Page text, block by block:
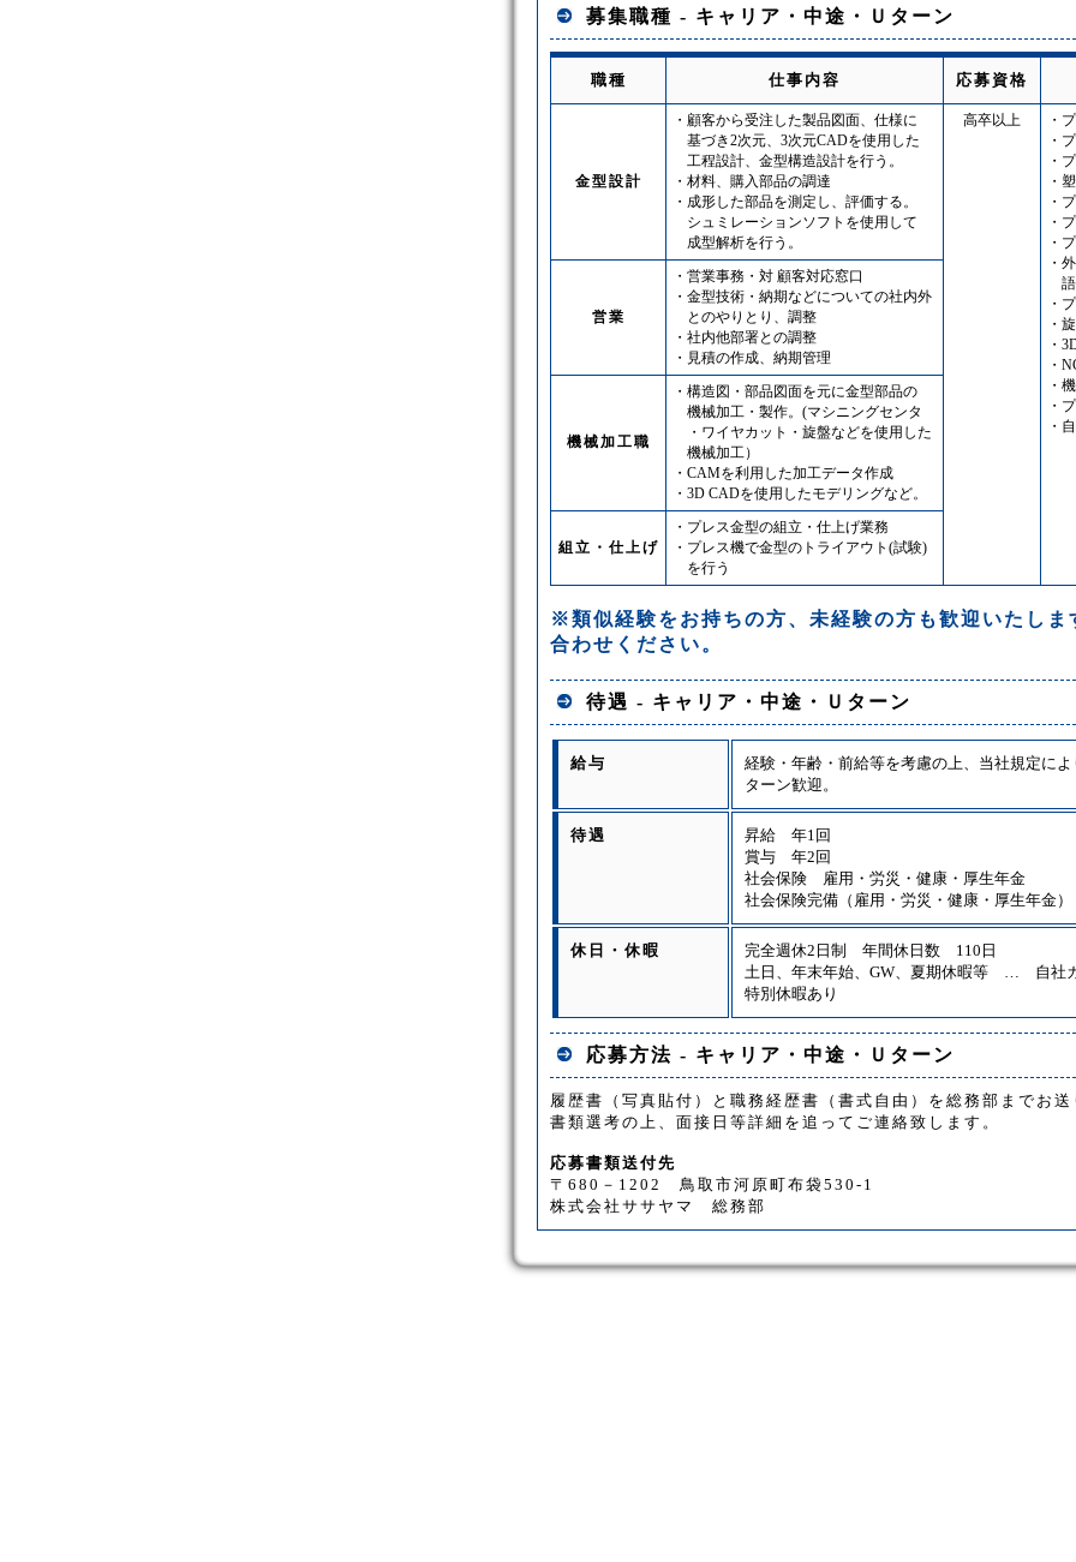
募集職種 - キャリア・中途・Ｕターン
職種 仕事内容 応募資格
金型設計
・顧客から受注した製品図面、仕様に
基づき2次元、3次元CADを使用した
工程設計、金型構造設計を行う。
・材料、購入部品の調達
・成形した部品を測定し、評価する。
シュミレーションソフトを使用して
成型解析を行う。
高卒以上
・
・
・
・
・
・
・
・
語
・
・
・
・
・
・
・
営業
・営業事務・対 顧客対応窓口
・金型技術・納期などについての社内外
とのやりとり、調整
・社内他部署との調整
・見積の作成、納期管理
機械加工職
・構造図・部品図面を元に金型部品の
機械加工・製作。(マシニングセンタ
・ワイヤカット・旋盤などを使用した
機械加工）
・CAMを利用した加工データ作成
・3D CADを使用したモデリングなど。
組立・仕上げ
・プレス金型の組立・仕上げ業務
・プレス機で金型のトライアウト(試験)
を行う
※類似経験をお持ちの方、未経験の方も歓迎いたしま
合わせください。
待遇 - キャリア・中途・Ｕターン
給与
経験・年齢・前給等を考慮の上、当社規定に
ターン歓迎。
待遇
昇給 年1回
賞与 年2回
社会保険 雇用・労災・健康・厚生年金
社会保険完備（雇用・労災・健康・厚生年金）
休日・休暇
完全週休2日制 年間休日数 110日
土日、年末年始、GW、夏期休暇等 … 自社
特別休暇あり
応募方法 - キャリア・中途・Ｕターン
履歴書（写真貼付）と職務経歴書（書式自由）を総務部までお送
書類選考の上、面接日等詳細を追ってご連絡致します。
応募書類送付先
〒680－1202 鳥取市河原町布袋530-1
株式会社ササヤマ 総務部